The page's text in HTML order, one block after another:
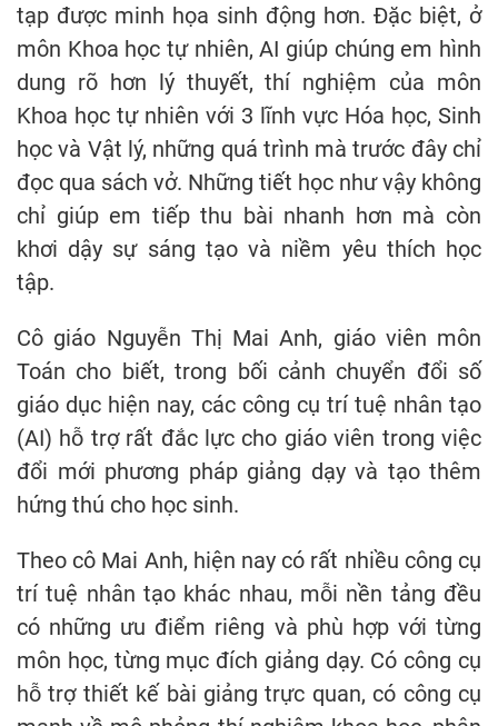
tạp được minh họa sinh động hơn. Đặc biệt, ở
môn Khoa học tự nhiên, AI giúp chúng em hình
dung rõ hơn lý thuyết, thí nghiệm của môn
Khoa học tự nhiên với 3 lĩnh vực Hóa học, Sinh
học và Vật lý, những quá trình mà trước đây chỉ
đọc qua sách vở. Những tiết học như vậy không
chỉ giúp em tiếp thu bài nhanh hơn mà còn
khơi dậy sự sáng tạo và niềm yêu thích học
tập.
Cô giáo Nguyễn Thị Mai Anh, giáo viên môn
Toán cho biết, trong bối cảnh chuyển đổi số
giáo dục hiện nay, các công cụ trí tuệ nhân tạo
(AI) hỗ trợ rất đắc lực cho giáo viên trong việc
đổi mới phương pháp giảng dạy và tạo thêm
hứng thú cho học sinh.
Theo cô Mai Anh, hiện nay có rất nhiều công cụ
trí tuệ nhân tạo khác nhau, mỗi nền tảng đều
có những ưu điểm riêng và phù hợp với từng
môn học, từng mục đích giảng dạy. Có công cụ
hỗ trợ thiết kế bài giảng trực quan, có công cụ